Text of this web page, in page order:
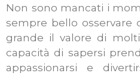
Non sono mancati i
sempre bello osservare
grande il valore di
capacità di sapersi
appassionarsi e